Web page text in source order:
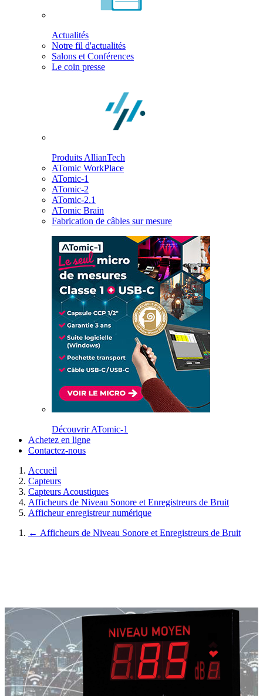
Actualités
Notre fil d'actualités
Salons et Conférences
Le coin presse
Produits AllianTech
ATomic WorkPlace
ATomic-1
ATomic-2
ATomic-2.1
ATomic Brain
Fabrication de câbles sur mesure
Découvrir ATomic-1
Achetez en ligne
Contactez-nous
Accueil
Capteurs
Capteurs Acoustiques
Afficheurs de Niveau Sonore et Enregistreurs de Bruit
Afficheur enregistreur numérique
← Afficheurs de Niveau Sonore et Enregistreurs de Bruit